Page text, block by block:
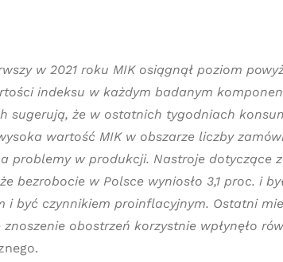
w 2021 roku MIK osiągnął poziom
indeksu w każdym badanym
sugerują, że w ostatnich tygodniach
wartość MIK w obszarze liczby
problemy w produkcji. Nastroje dotyczące
bezrobocie w Polsce wyniosło 3,1 proc. i
i być czynnikiem proinflacyjnym. Ostatni
znoszenie obostrzeń korzystnie wpłynęło